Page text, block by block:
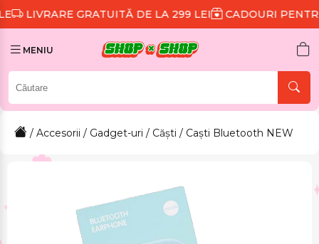
GRATUITĂ DE LA 299 LEI CADOURI PENTRU FIECARE
MENIU
/ Accesorii / Gadget-uri / Căști / Caști Bluetooth NEW